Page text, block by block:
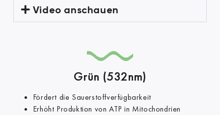
Video anschauen
Grün (532nm)
Fördert die Sauerstoffverfügbarkeit
Erhöht Produktion von ATP in Mitochondrien